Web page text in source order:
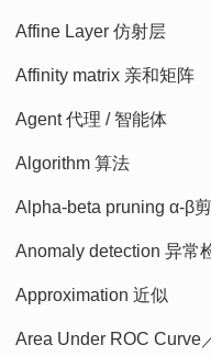
Affine Layer 仿射层
Affinity matrix 亲和矩阵
Agent 代理 / 智能体
Algorithm 算法
Alpha-beta pruning α-β
Anomaly detection 异常
Approximation 近似
Area Under ROC Curve